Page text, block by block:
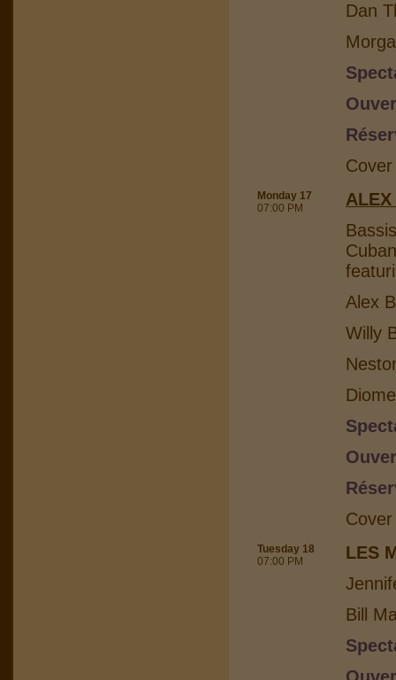
Dan
Monday 17
07:00 PM
Alex
Willy
Tuesday 18
07:00 PM
LES
Bill